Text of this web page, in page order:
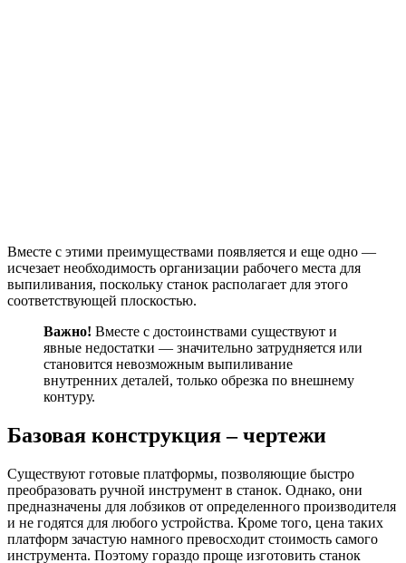
Вместе с этими преимуществами появляется и еще одно —
исчезает необходимость организации рабочего места для
выпиливания, поскольку станок располагает для этого
соответствующей плоскостью.
Важно! Вместе с достоинствами существуют и
явные недостатки — значительно затрудняется или
становится невозможным выпиливание
внутренних деталей, только обрезка по внешнему
контуру.
Базовая конструкция – чертежи
Существуют готовые платформы, позволяющие быстро
преобразовать ручной инструмент в станок. Однако, они
предназначены для лобзиков от определенного производителя
и не годятся для любого устройства. Кроме того, цена таких
платформ зачастую намного превосходит стоимость самого
инструмента. Поэтому гораздо проще изготовить станок